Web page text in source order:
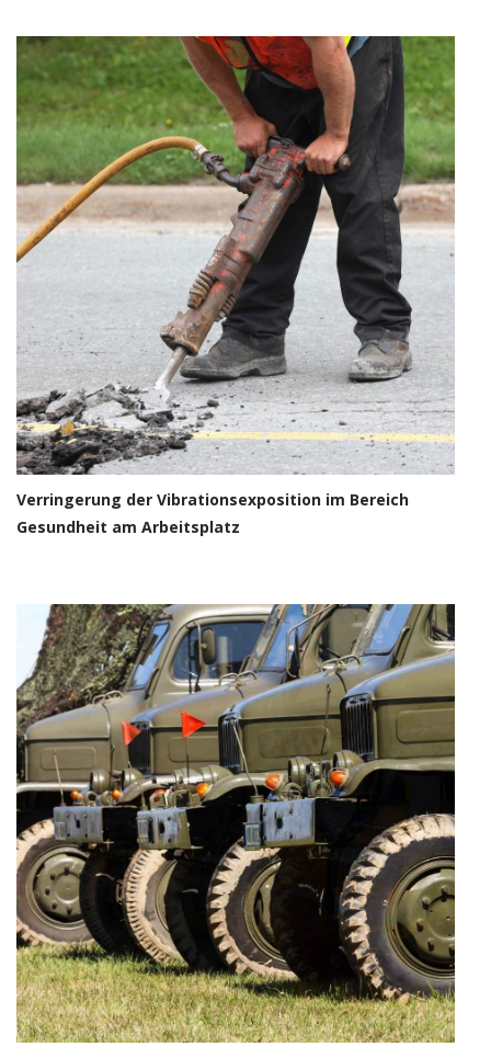
Verringerung der Vibrationsexposition im Bereich
Gesundheit am Arbeitsplatz